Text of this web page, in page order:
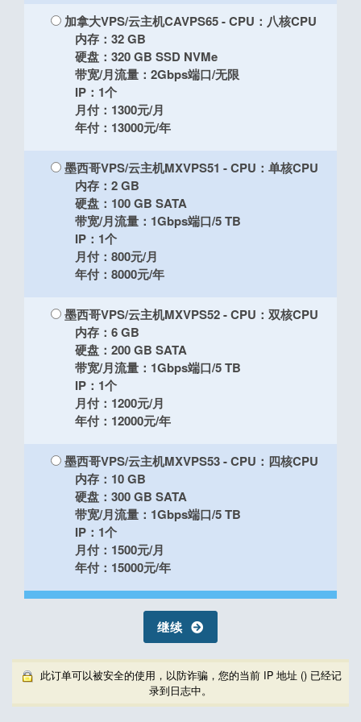
加拿大VPS/云主机CAVPS65- CPU：八核CPU
内存：32 GB
硬盘：320 GB SSD NVMe
带宽/月流量：2Gbps端口/无限
IP：1个
月付：1300元/月
年付：13000元/年
墨西哥VPS/云主机MXVPS51 - CPU：单核CPU
内存：2 GB
硬盘：100 GB SATA
带宽/月流量：1Gbps端口/5 TB
IP：1个
月付：800元/月
年付：8000元/年
墨西哥VPS/云主机MXVPS52- CPU：双核CPU
内存：6 GB
硬盘：200 GB SATA
带宽/月流量：1Gbps端口/5 TB
IP：1个
月付：1200元/月
年付：12000元/年
墨西哥VPS/云主机MXVPS53- CPU：四核CPU
内存：10 GB
硬盘：300 GB SATA
带宽/月流量：1Gbps端口/5 TB
IP：1个
月付：1500元/月
年付：15000元/年
继续
此订单可以被安全的使用，以防诈骗，您的当前 IP 地址 () 已经记
录到日志中。